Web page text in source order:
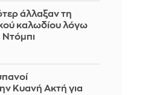
άλλαξαν τη
καλωδίου λόγω
Ντόμπι
Κυανή Ακτή για